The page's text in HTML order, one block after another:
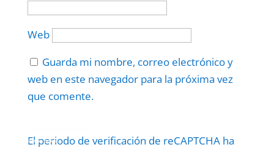
Web
Guarda mi nombre, correo electrónico y
web en este navegador para la próxima vez
que comente.
El periodo de verificación de reCAPTCHA ha
Politica–Términos.